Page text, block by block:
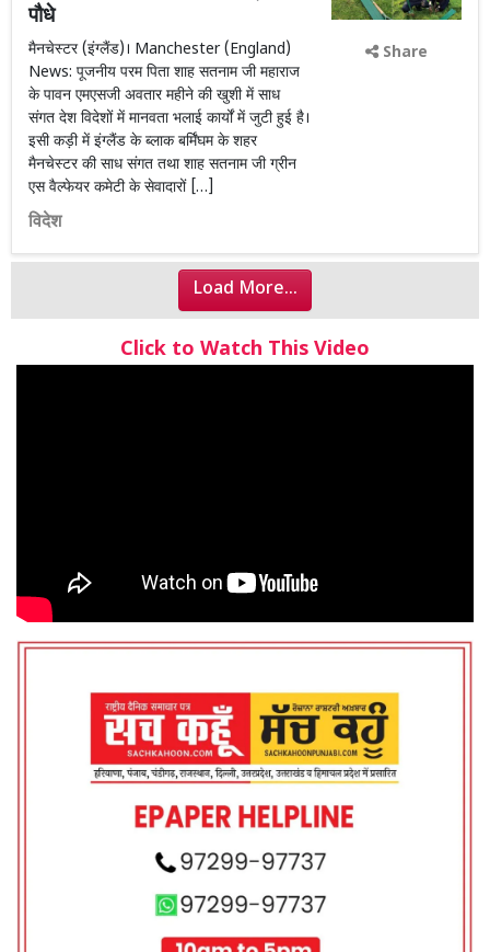
पौधे
मैनचेस्टर (इंग्लैंड)। Manchester (England)
News: पूजनीय परम पिता शाह सतनाम जी महाराज
के पावन एमएसजी अवतार महीने की खुशी में साध
संगत देश विदेशों में मानवता भलाई कार्यों में जुटी हुई है।
इसी कड़ी में इंग्लैंड के ब्लाक बर्मिंघम के शहर
मैनचेस्टर की साध संगत तथा शाह सतनाम जी ग्रीन
एस वैल्फेयर कमेटी के सेवादारों […]
विदेश
Share
Load More...
Click to Watch This Video